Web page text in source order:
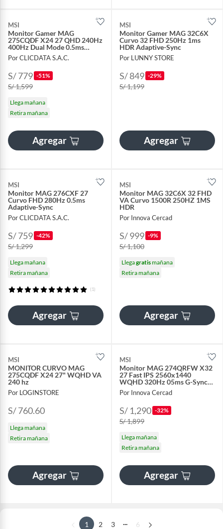
MSI
Monitor Gamer MAG
275CQDF X24 27 QHD 240Hz
400Hz Dual Mode 0.5ms
FreeSync Premium
Por CLICDATA S.A.C.
S/ 779 -51%
S/ 1,599
Llega mañana
Retira mañana
Agregar
MSI
Monitor Gamer MAG 32C6X
Curvo 32 FHD 250Hz 1ms
HDR Adaptive-Sync
Por LUNNY STORE
S/ 849 -29%
S/ 1,199
Agregar
MSI
Monitor MAG 276CXF 27
Curvo FHD 280Hz 0.5ms
Adaptive-Sync
Por CLICDATA S.A.C.
S/ 759 -42%
S/ 1,299
Llega mañana
Retira mañana
(1)
Agregar
MSI
Monitor MAG 32C6X 32 FHD
VA Curvo 1500R 250HZ 1MS
HDR
Por Innova Cercad
S/ 999 -9%
S/ 1,100
Llegagratismañana
Retira mañana
Agregar
MSI
MONITOR CURVO MAG
275CQDF X24 27" WQHD VA
240 hz
Por LOGINSTORE
S/ 760.60
Llega mañana
Retira mañana
Agregar
MSI
Monitor MAG 274QRFW X32
27 Fast IPS 2560x1440
WQHD 320Hz 05ms G-Sync
FreeSync Premium
Por Innova Cercad
S/ 1,290 -32%
S/ 1,899
Llega mañana
Retira mañana
Agregar
1 2 3 ... 6